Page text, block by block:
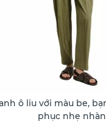
ô liu với màu be,
phục nhẹ